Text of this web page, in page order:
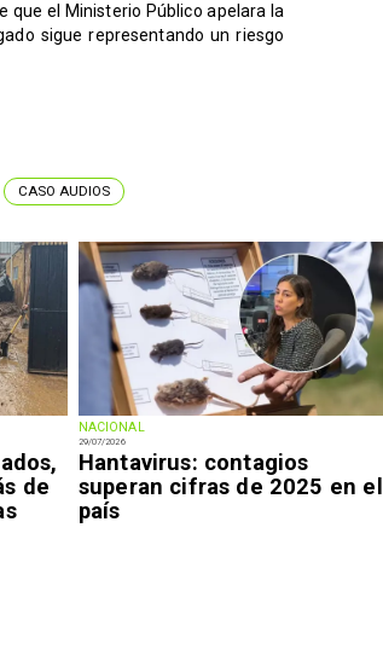
de
NACIONAL
29/07/2026
Hantavirus: contagios
superan cifras de 2025 en el
país
que el Ministerio Público apelara la
sigue representando un riesgo
CASO AUDIOS